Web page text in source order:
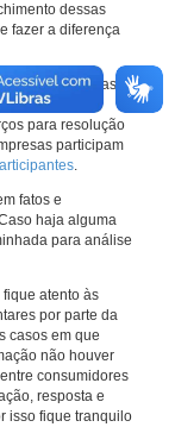
dessas
fazer a diferença
de empresas
para resolução
participam
.
fatos e
haja alguma
para análise
atento às
por parte da
casos em que
não houver
consumidores
resposta e
isso fique tranquilo